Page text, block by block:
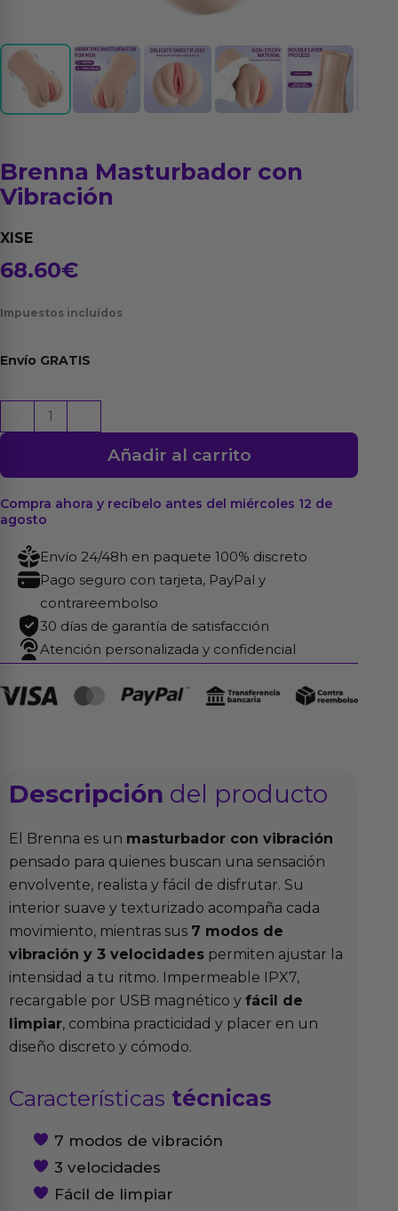
Brenna Masturbador con
Vibración
XISE
68.60€
Impuestos incluídos
Envío GRATIS
Brenna
Masturbador
Vibración
cantidad
Añadir al carrito
Compra ahora y recíbelo antes del miércoles 12 de
agosto
Envío 24/48h en paquete 100% discreto
Pago seguro con tarjeta, PayPal y
contrareembolso
30 días de garantía de satisfacción
Atención personalizada y confidencial
Descripción del producto
El Brenna es un masturbador con vibración
pensado para quienes buscan una sensación
envolvente, realista y fácil de disfrutar. Su
interior suave y texturizado acompaña cada
movimiento, mientras sus 7 modos de
vibración y 3 velocidades permiten ajustar la
intensidad a tu ritmo. Impermeable IPX7,
recargable por USB magnético y fácil de
limpiar, combina practicidad y placer en un
diseño discreto y cómodo.
Características técnicas
7 modos de vibración
3 velocidades
Fácil de limpiar